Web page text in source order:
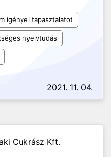
igényel tapasztalatot
nyelvtudás
2021. 11. 04.
Cukrász Kft.